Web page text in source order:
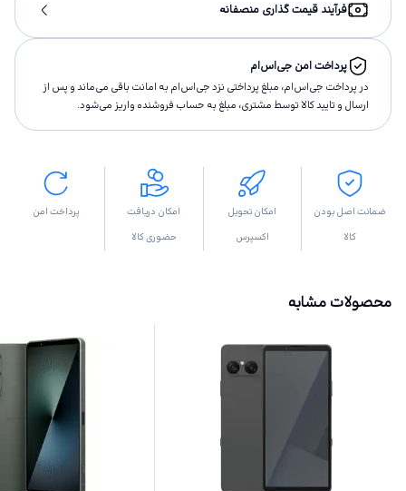
فرآیند قیمت گذاری منصفانه
پرداخت امن جی‌اس‌ام
در پرداخت جی‌اس‌ام، مبلغ پرداختى نزد جی‌اس‌ام به امانت باقى مى‌ماند و پس از
ارسال و تاييد كالا توسط مشتری، مبلغ به حساب فروشنده واريز مى‌شود.
ضمانت اصل بودن
کالا
امکان تحویل
اکسپرس
امکان دریافت
حضوری کالا
پرداخت امن
محصولات مشابه